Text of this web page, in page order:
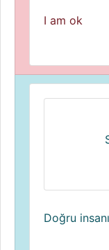
I am ok
Doğru